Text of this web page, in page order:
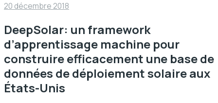
20 décembre 2018
DeepSolar: un framework
d’apprentissage machine pour
construire efficacement une base de
données de déploiement solaire aux
États-Unis